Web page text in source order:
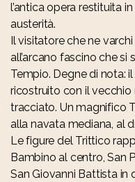
l’antica opera restituita
austerità.
Il visitatore che ne
all’arcano fascino che
Tempio. Degne di nota:
ricostruito con il vecchio
tracciato. Un magnifico
alla navata mediana, al
Le figure del Trittico
Bambino al centro, San
San Giovanni Battista in